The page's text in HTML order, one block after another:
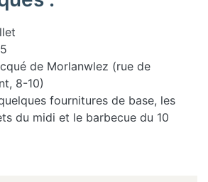
de Morlanwlez (rue de
8-10)
fournitures de base, les
du midi et le barbecue du 10